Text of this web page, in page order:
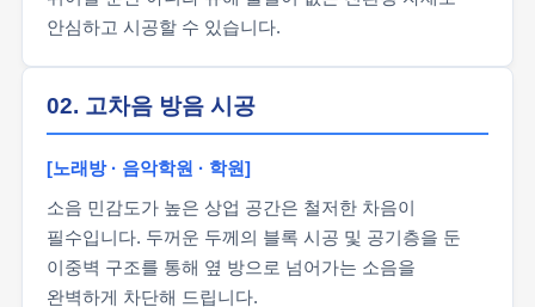
안심하고 시공할 수 있습니다.
02. 고차음 방음 시공
[노래방 · 음악학원 · 학원]
소음 민감도가 높은 상업 공간은 철저한 차음이
필수입니다. 두꺼운 두께의 블록 시공 및 공기층을 둔
이중벽 구조를 통해 옆 방으로 넘어가는 소음을
완벽하게 차단해 드립니다.